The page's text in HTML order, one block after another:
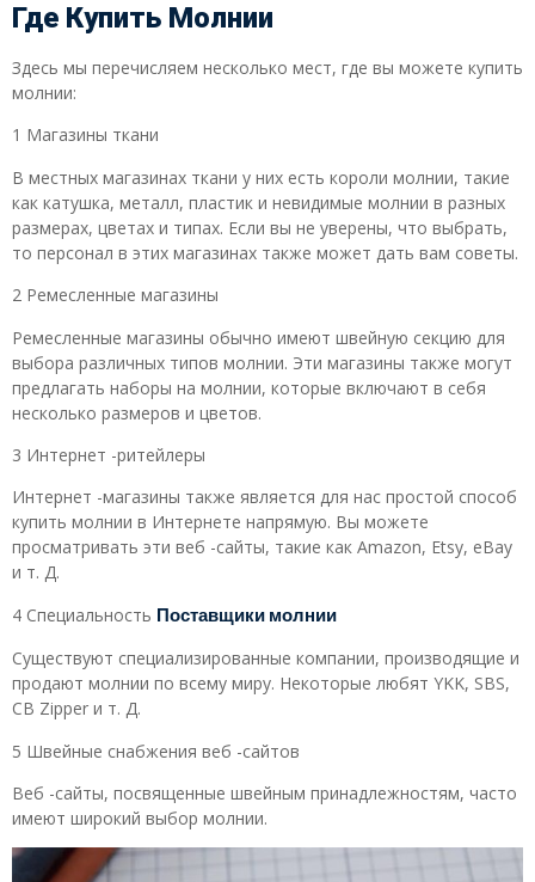
Где Купить Молнии
Здесь мы перечисляем несколько мест, где вы можете купить
молнии:
1 Магазины ткани
В местных магазинах ткани у них есть короли молнии, такие
как катушка, металл, пластик и невидимые молнии в разных
размерах, цветах и ​​типах. Если вы не уверены, что выбрать,
то персонал в этих магазинах также может дать вам советы.
2 Ремесленные магазины
Ремесленные магазины обычно имеют швейную секцию для
выбора различных типов молнии. Эти магазины также могут
предлагать наборы на молнии, которые включают в себя
несколько размеров и цветов.
3 Интернет -ритейлеры
Интернет -магазины также является для нас простой способ
купить молнии в Интернете напрямую. Вы можете
просматривать эти веб -сайты, такие как Amazon, Etsy, eBay
и т. Д.
4 Специальность Поставщики молнии
Существуют специализированные компании, производящие и
продают молнии по всему миру. Некоторые любят YKK, SBS,
CB Zipper и т. Д.
5 Швейные снабжения веб -сайтов
Веб -сайты, посвященные швейным принадлежностям, часто
имеют широкий выбор молнии.